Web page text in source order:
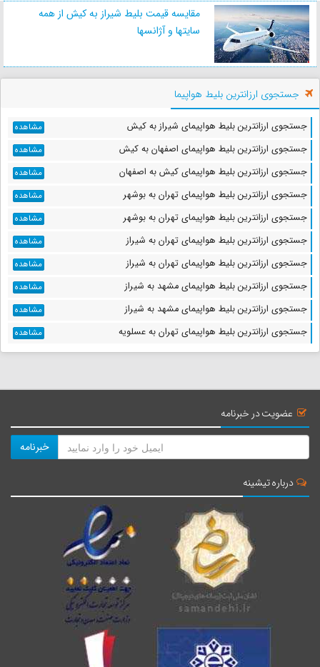
آبشار شول
فاصله : 26 کیلومتر
زمان : 28 دقیقه
غار چهل‌خانه ( غار چله خانه )
فاصله : 33 کیلومتر
زمان : 33 دقیقه
کاخ بردک سیاه ( شهر هخامنشی...
فاصله : 48 کیلومتر
زمان : 42 دقیقه
کاخ سنگ سیاه
فاصله : 48 کیلومتر
زمان : 45 دقیقه
بقعه شیخ منصور خزایی دشتستان
فاصله : 52 کیلومتر
زمان : 40 دقیقه
پارک جنگلی چاهکوتاه
چشمه آبگرم اهرم
مقایسه قیمت بلیط شیراز به کیش از همه
سایتها و آژانسها
جستجوی ارزانترین بلیط هواپیما
جستجوی ارزانترین بلیط هواپیمای شیراز به کیش مشاهده
جستجوی ارزانترین بلیط هواپیمای اصفهان به کیش مشاهده
جستجوی ارزانترین بلیط هواپیمای کیش به اصفهان مشاهده
جستجوی ارزانترین بلیط هواپیمای تهران به بوشهر مشاهده
جستجوی ارزانترین بلیط هواپیمای تهران به بوشهر مشاهده
جستجوی ارزانترین بلیط هواپیمای تهران به شیراز مشاهده
جستجوی ارزانترین بلیط هواپیمای تهران به شیراز مشاهده
جستجوی ارزانترین بلیط هواپیمای مشهد به شیراز مشاهده
جستجوی ارزانترین بلیط هواپیمای مشهد به شیراز مشاهده
جستجوی ارزانترین بلیط هواپیمای تهران به عسلویه مشاهده
عضویت در خبرنامه
خبرنامه
درباره تیشینه